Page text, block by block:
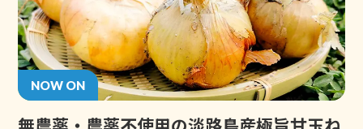
NOW ON